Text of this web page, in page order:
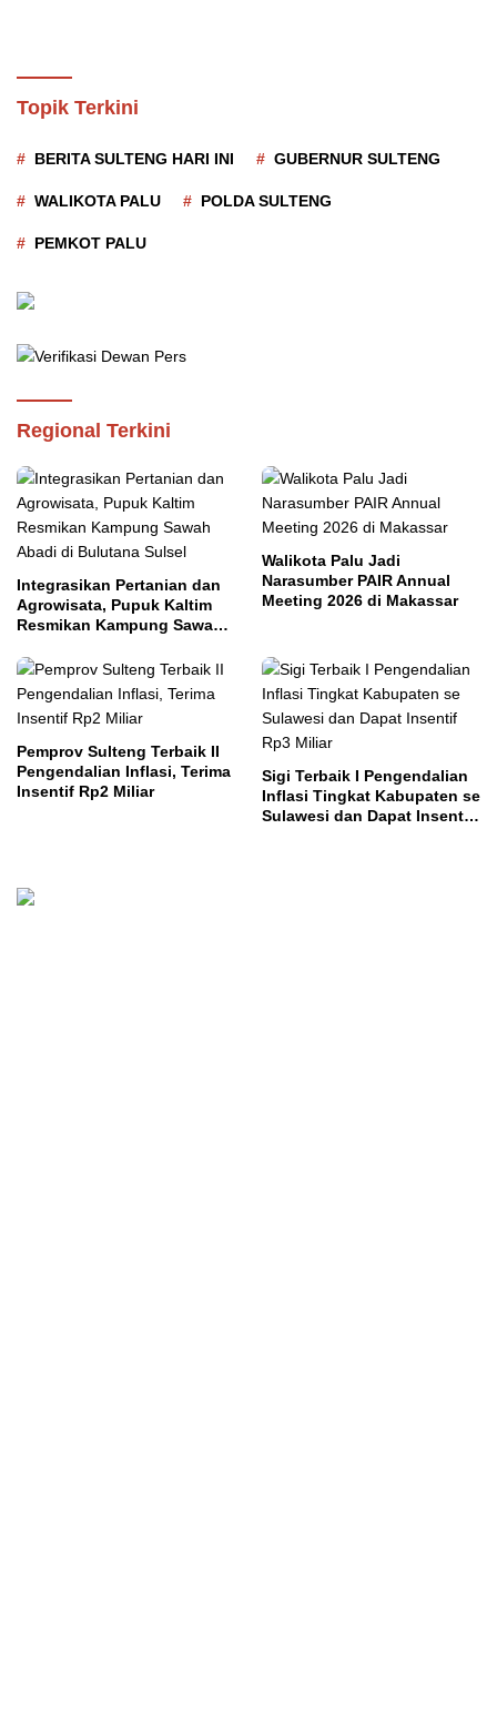
Topik Terkini
BERITA SULTENG HARI INI GUBERNUR SULTENG
WALIKOTA PALU POLDA SULTENG
PEMKOT PALU
Regional Terkini
Integrasikan Pertanian dan
Agrowisata, Pupuk Kaltim
Resmikan Kampung Sawah
Walikota Palu Jadi
Narasumber PAIR Annual
Meeting 2026 di Makassar
Pemprov Sulteng Terbaik II
Pengendalian Inflasi, Terima
Insentif Rp2 Miliar
Sigi Terbaik I Pengendalian
Inflasi Tingkat Kabupaten se
Sulawesi dan Dapat Insentif